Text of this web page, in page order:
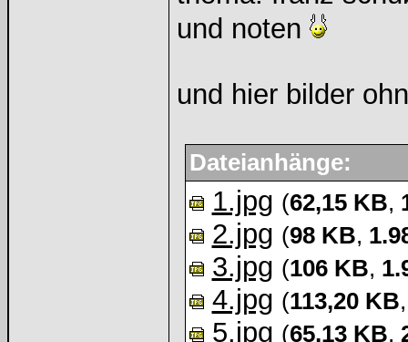
und noten
und hier bilder
Dateianhänge:
1.jpg (62,15 KB,
2.jpg (98 KB,
3.jpg (106 KB,
4.jpg (113,20 KB
5.jpg (65,13 KB,